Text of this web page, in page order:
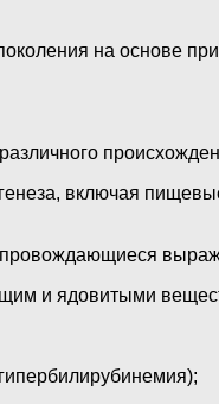
на основе
включая
и ядовитыми